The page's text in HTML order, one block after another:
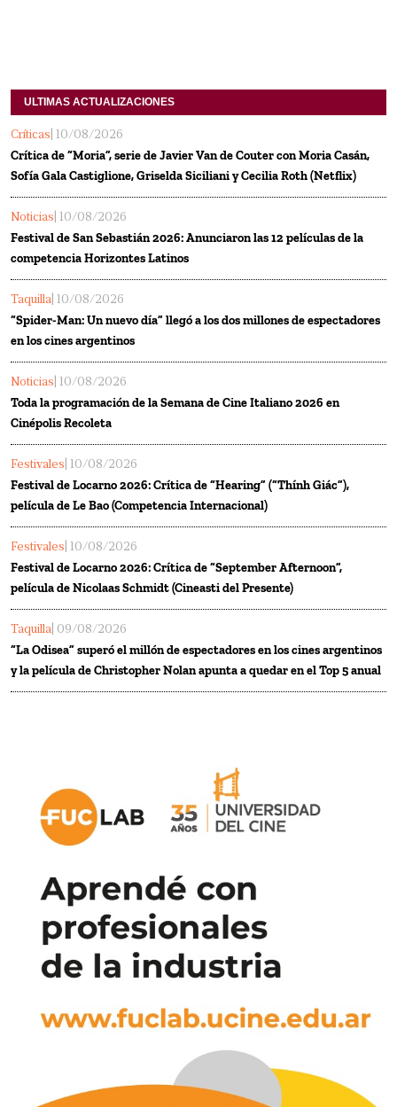
ULTIMAS ACTUALIZACIONES
Críticas | 10/08/2026
Crítica de “Moria”, serie de Javier Van de Couter con Moria Casán,
Sofía Gala Castiglione, Griselda Siciliani y Cecilia Roth (Netflix)
Noticias | 10/08/2026
Festival de San Sebastián 2026: Anunciaron las 12 películas de la
competencia Horizontes Latinos
Taquilla | 10/08/2026
“Spider-Man: Un nuevo día” llegó a los dos millones de espectadores
en los cines argentinos
Noticias | 10/08/2026
Toda la programación de la Semana de Cine Italiano 2026 en
Cinépolis Recoleta
Festivales | 10/08/2026
Festival de Locarno 2026: Crítica de “Hearing” (“Thính Giác”),
película de Le Bao (Competencia Internacional)
Festivales | 10/08/2026
Festival de Locarno 2026: Crítica de “September Afternoon”,
película de Nicolaas Schmidt (Cineasti del Presente)
Taquilla | 09/08/2026
“La Odisea” superó el millón de espectadores en los cines argentinos
y la película de Christopher Nolan apunta a quedar en el Top 5 anual